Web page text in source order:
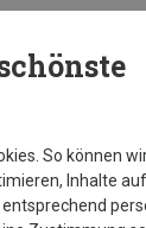
So können
Inhalte